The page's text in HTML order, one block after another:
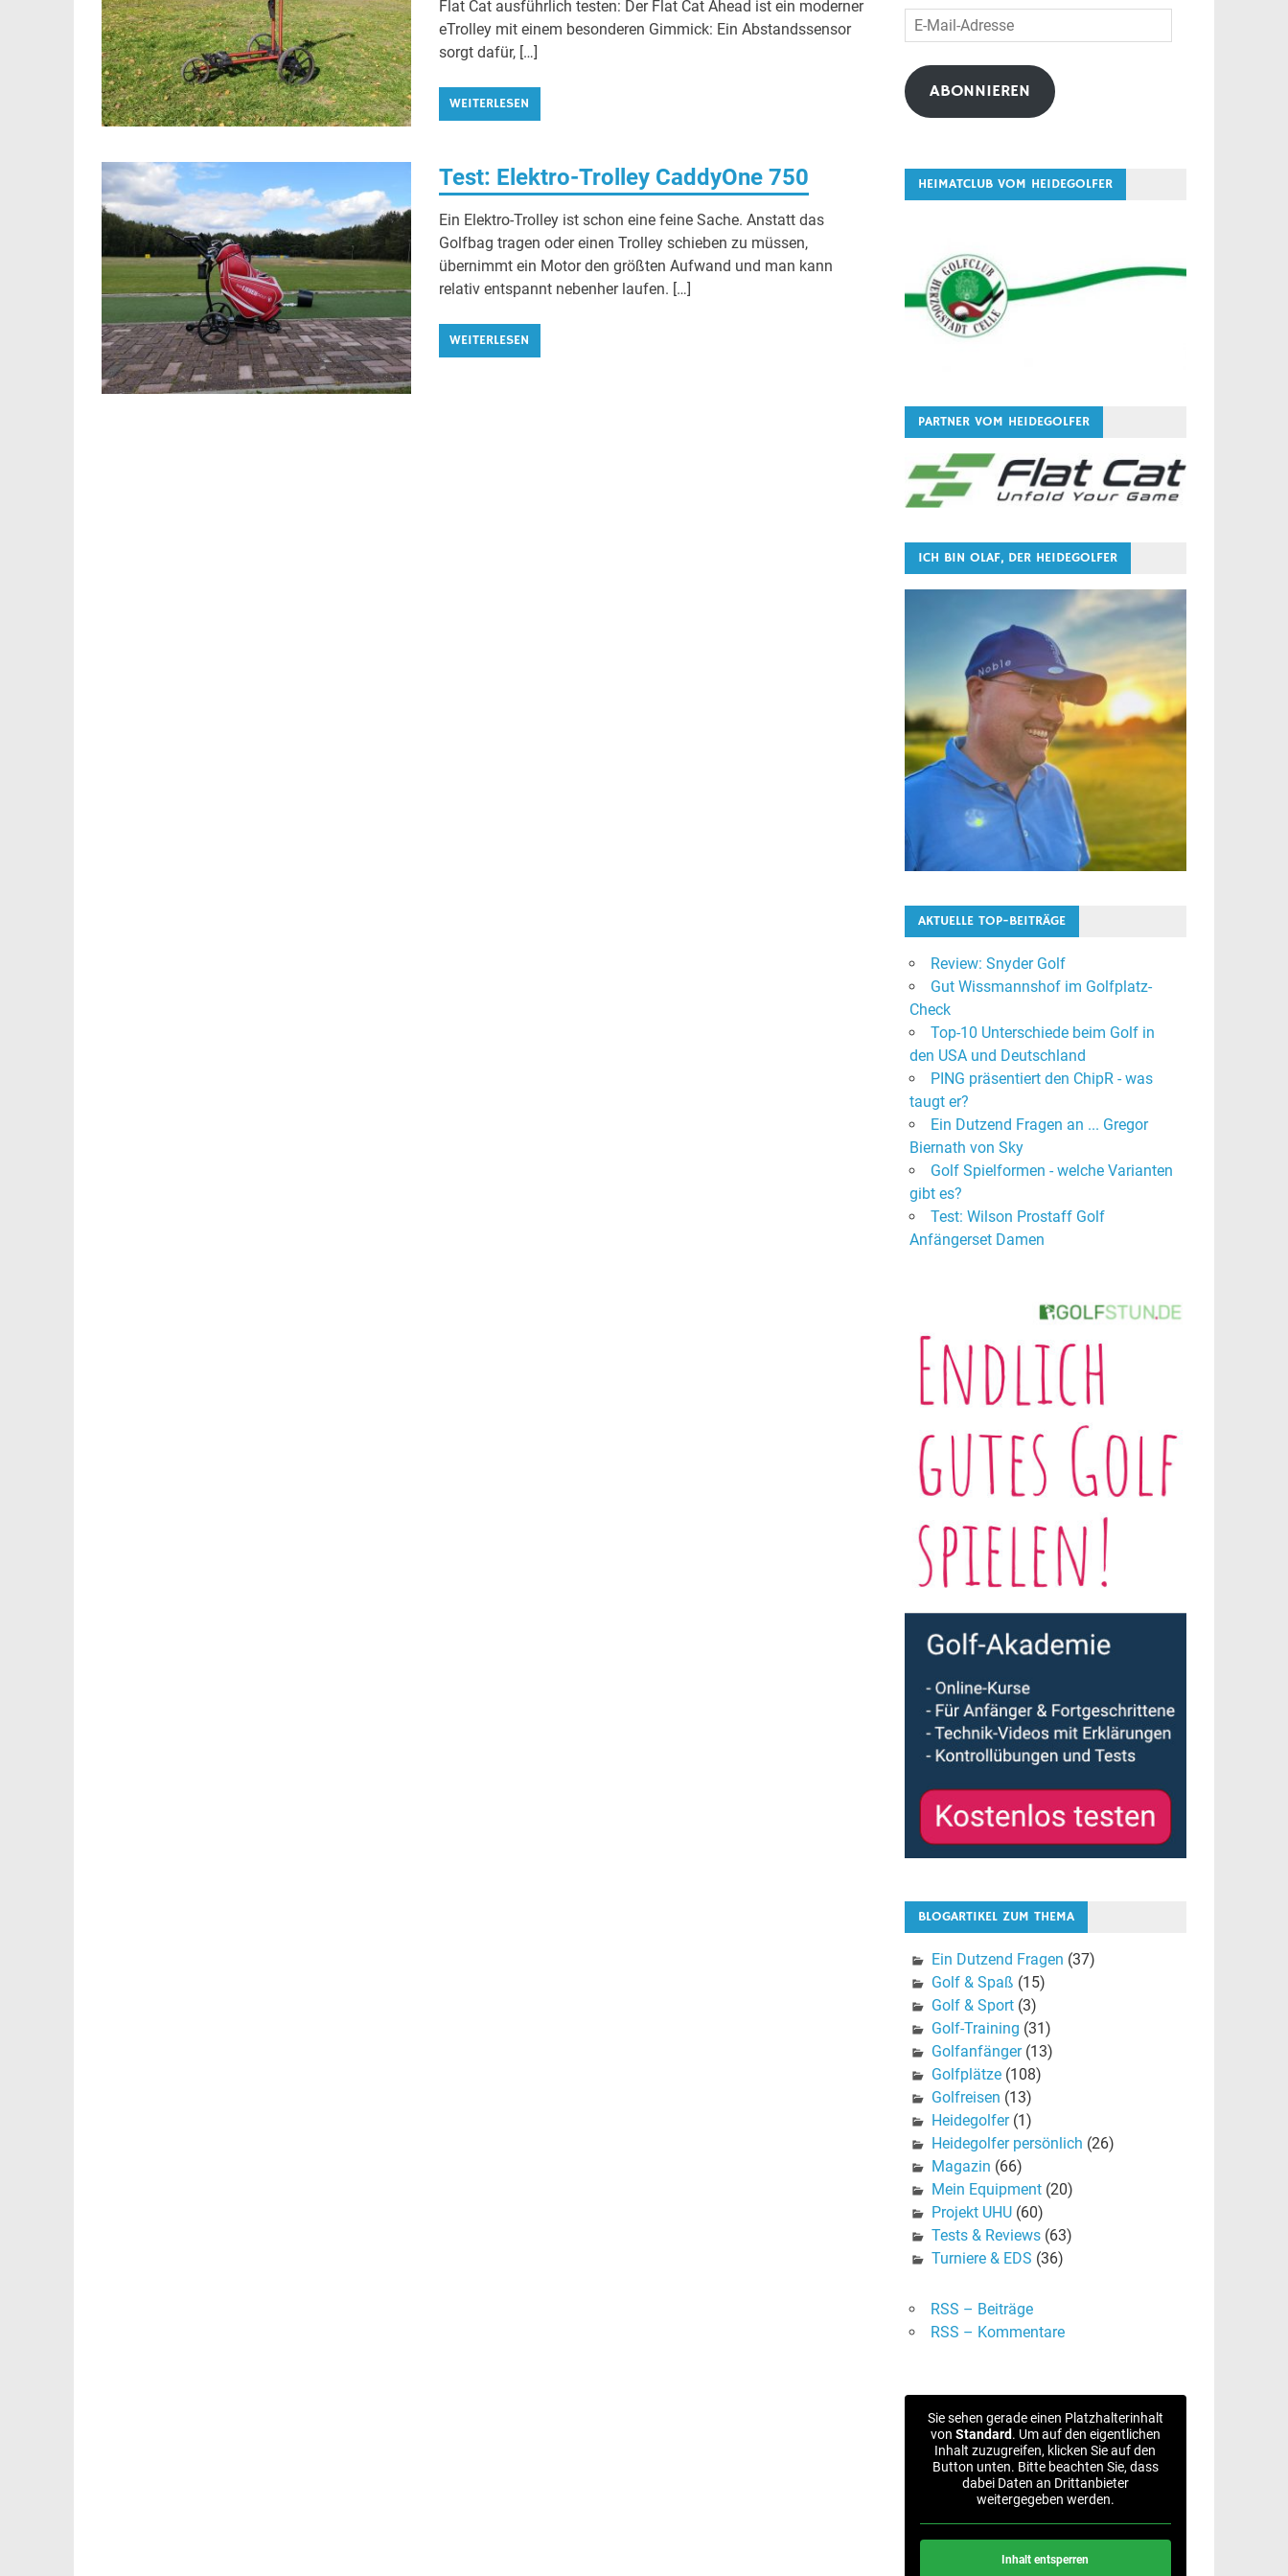
Flat Cat ausführlich testen: Der Flat Cat Ahead ist ein moderner
eTrolley mit einem besonderen Gimmick: Ein Abstandssensor
sorgt dafür, […]
WEITERLESEN
Test: Elektro-Trolley CaddyOne 750
Ein Elektro-Trolley ist schon eine feine Sache. Anstatt das
Golfbag tragen oder einen Trolley schieben zu müssen,
übernimmt ein Motor den größten Aufwand und man kann
relativ entspannt nebenher laufen. […]
WEITERLESEN
E-
Mail-
Adresse
ABONNIEREN
HEIMATCLUB VOM HEIDEGOLFER
PARTNER VOM HEIDEGOLFER
ICH BIN OLAF, DER HEIDEGOLFER
AKTUELLE TOP-BEITRÄGE
Review: Snyder Golf
Gut Wissmannshof im Golfplatz-
Check
Top-10 Unterschiede beim Golf in
den USA und Deutschland
PING präsentiert den ChipR - was
taugt er?
Ein Dutzend Fragen an ... Gregor
Biernath von Sky
Golf Spielformen - welche Varianten
gibt es?
Test: Wilson Prostaff Golf
Anfängerset Damen
BLOGARTIKEL ZUM THEMA
Ein Dutzend Fragen (37)
Golf & Spaß (15)
Golf & Sport(3)
Golf-Training (31)
Golfanfänger(13)
Golfplätze(108)
Golfreisen (13)
Heidegolfer(1)
Heidegolfer persönlich (26)
Magazin (66)
Mein Equipment(20)
Projekt UHU(60)
Tests & Reviews(63)
Turniere & EDS (36)
RSS – Beiträge
RSS – Kommentare
Sie sehen gerade einen Platzhalterinhalt
von Standard. Um auf den eigentlichen
Inhalt zuzugreifen, klicken Sie auf den
Button unten. Bitte beachten Sie, dass
dabei Daten an Drittanbieter
weitergegeben werden.
Inhalt entsperren